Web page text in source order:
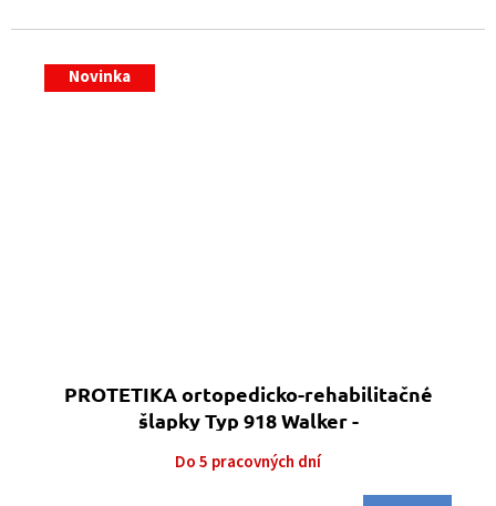
Novinka
PROTETIKA ortopedicko-rehabilitačné
šlapky Typ 918 Walker -
Do 5 pracovných dní